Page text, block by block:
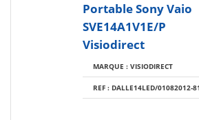
Portable Sony Vaio
SVE14A1V1E/P
Visiodirect
MARQUE : VISIODIRECT
REF : DALLE14LED/01082012-